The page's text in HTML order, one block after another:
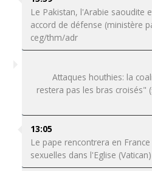
Le Pakistan, l'Arabie saoudite
accord de défense (ministère
ceg/thm/adr
Attaques houthies: la
restera pas les bras croisés"
13:05
Le pape rencontrera en
sexuelles dans l'Eglise (Vatican)